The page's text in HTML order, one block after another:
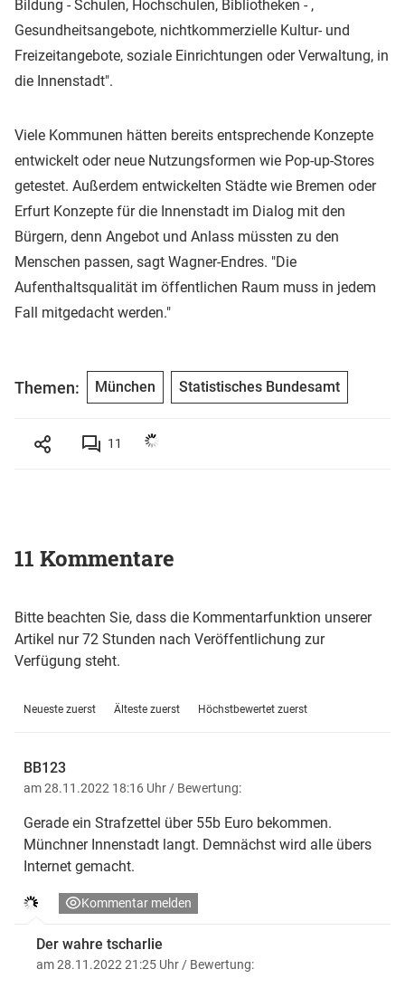
Bildung - Schulen, Hochschulen, Bibliotheken - ,
Gesundheitsangebote, nichtkommerzielle Kultur- und
Freizeitangebote, soziale Einrichtungen oder Verwaltung, in
die Innenstadt".
Viele Kommunen hätten bereits entsprechende Konzepte
entwickelt oder neue Nutzungsformen wie Pop-up-Stores
getestet. Außerdem entwickelten Städte wie Bremen oder
Erfurt Konzepte für die Innenstadt im Dialog mit den
Bürgern, denn Angebot und Anlass müssten zu den
Menschen passen, sagt Wagner-Endres. "Die
Aufenthaltsqualität im öffentlichen Raum muss in jedem
Fall mitgedacht werden."
Themen: München Statistisches Bundesamt
11
11 Kommentare
Bitte beachten Sie, dass die Kommentarfunktion unserer
Artikel nur 72 Stunden nach Veröffentlichung zur
Verfügung steht.
Neueste zuerst Älteste zuerst Höchstbewertet zuerst
BB123
am 28.11.2022 18:16 Uhr / Bewertung:
Gerade ein Strafzettel über 55b Euro bekommen.
Münchner Innenstadt langt. Demnächst wird alle übers
Internet gemacht.
Kommentar melden
Der wahre tscharlie
am 28.11.2022 21:25 Uhr / Bewertung: